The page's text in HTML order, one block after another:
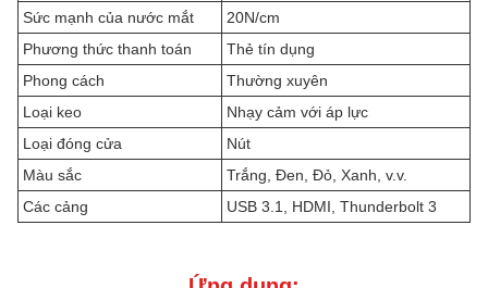
Sức mạnh của nước mắt
20N/cm
Phương thức thanh toán
Thẻ tín dụng
Phong cách
Thường xuyên
Loại keo
Nhạy cảm với áp lực
Loại đóng cửa
Nút
Màu sắc
Trắng, Đen, Đỏ, Xanh, v.v.
Các cảng
USB 3.1, HDMI, Thunderbolt 3